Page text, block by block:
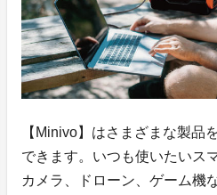
【Minivo】はさまざまな製品
できます。いつも使いたいス
カメラ、ドローン、ゲーム機